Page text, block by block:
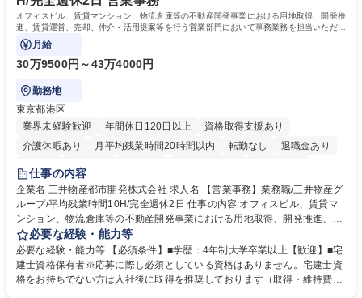
オフィスビル、賃貸マンション、物流倉庫等の不動産開発事業における用地取得、開発推
進、賃貸運営、売却、仲介・活用提案等を行う営業部門において事務業務を担当いただき
ます。
月給
30万9500円～43万4000円
勤務地
東京都港区
業界未経験歓迎
年間休日120日以上
資格取得支援あり
介護休暇あり
月平均残業時間20時間以内 転勤なし
退職金あり
在宅OK
賞与あり
駅近5分以内
土日祝休み 寮・社宅あり
仕事の内容
企業名 三井物産都市開発株式会社 求人名 【営業事務】業務職/三井物産グ
ループ/平均残業時間10H/完全週休2日 仕事の内容 オフィスビル、賃貸マ
ンション、物流倉庫等の不動産開発事業における用地取得、開発推進、賃
貸運営、売却、仲介・活用提案等を行う営業部門において事務業務を担当
いただきます。 【詳細】・契約書管理、契約書製本、捺印対応、ファイリ
ング、登記簿取得、調書取得・支払業務（各種費用支払、支払管理、請
求・支払データ登録、取引先マスター申請対応）・予算作成及び予実管
必要な経験・能力等
必要な経験・能力等 【必須条件】■学歴：4年制大学卒業以上【歓迎】■宅
建士資格保有者※応募に際し必須としている資格はありません。宅建士資
格をお持ちでない方は入社後に取得を推奨しております（取得・維持費用